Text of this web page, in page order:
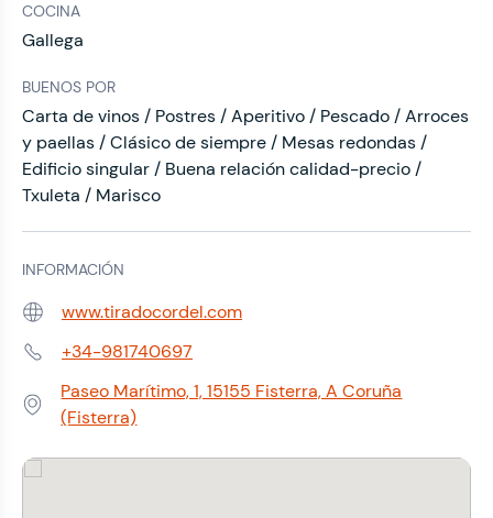
COCINA
Gallega
BUENOS POR
Carta de vinos / Postres / Aperitivo / Pescado / Arroces
y paellas / Clásico de siempre / Mesas redondas /
Edificio singular / Buena relación calidad-precio /
Txuleta / Marisco
INFORMACIÓN
Web: www.tiradocordel.com
Teléfono:+34-981740697
Dirección:
Paseo Marítimo, 1, 15155 Fisterra, A Coruña
(Fisterra)